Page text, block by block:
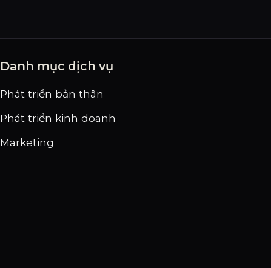
Danh mục dịch vụ
Phát triển bản thân
Phát triển kinh doanh
Marketing